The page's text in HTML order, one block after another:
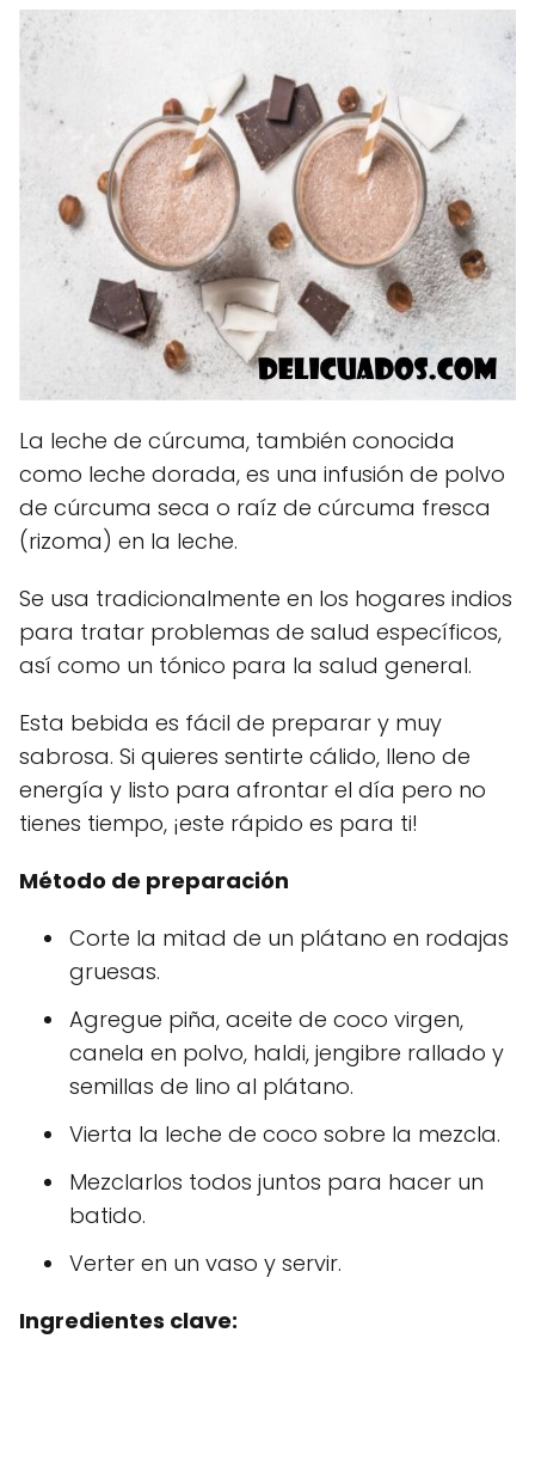
La leche de cúrcuma, también conocida
como leche dorada, es una infusión de polvo
de cúrcuma seca o raíz de cúrcuma fresca
(rizoma) en la leche.
Se usa tradicionalmente en los hogares indios
para tratar problemas de salud específicos,
así como un tónico para la salud general.
Esta bebida es fácil de preparar y muy
sabrosa. Si quieres sentirte cálido, lleno de
energía y listo para afrontar el día pero no
tienes tiempo, ¡este rápido es para ti!
Método de preparación
Corte la mitad de un plátano en rodajas
gruesas.
Agregue piña, aceite de coco virgen,
canela en polvo, haldi, jengibre rallado y
semillas de lino al plátano.
Vierta la leche de coco sobre la mezcla.
Mezclarlos todos juntos para hacer un
batido.
Verter en un vaso y servir.
Ingredientes clave: